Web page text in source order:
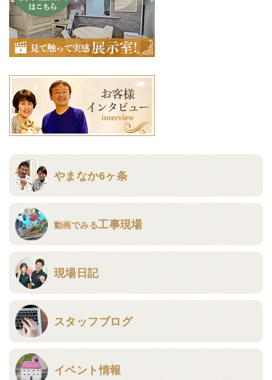
やまなか6ヶ条
動画でみる工事現場
現場日記
スタッフブログ
イベント情報